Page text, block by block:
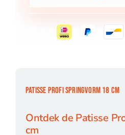
PATISSE PROFI SPRINGVORM 18 CM
Ontdek de Patisse
cm